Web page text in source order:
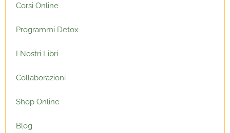
Corsi Online
Programmi Detox
I Nostri Libri
Collaborazioni
Shop Online
Blog